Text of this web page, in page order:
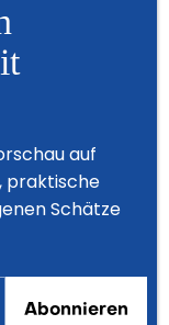
auf
praktische
Schätze